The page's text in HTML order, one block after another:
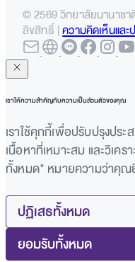
© 2569 วิทยาลัยนานาช
ลิขสิทธิ์ |ความคิดเห็นและ
เราให้ความสำคัญกับความเป็นส่วนตัวของคุณ
เราใช้คุกกี้เพื่อปรับปรุงปร
เนื้อหาที่เหมาะสม และวิเค
ทั้งหมด" หมายความว่าคุณ
ปฏิเสธทั้งหมด
ยอมรับทั้งหมด